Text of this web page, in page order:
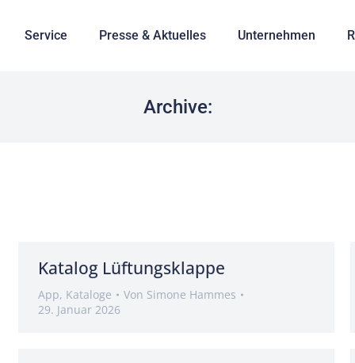
Service Presse & Aktuelles Unternehmen
Archive:
Katalog Lüftungsklappe
App, Kataloge Von Simone Hammes
29. Januar 2026